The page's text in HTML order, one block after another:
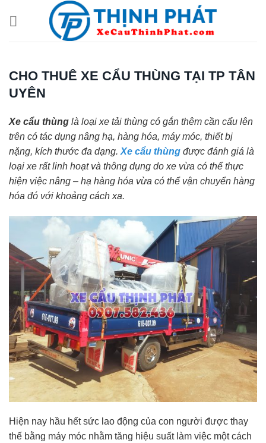
CHO THUÊ XE CẨU THÙNG TẠI TP TÂN
UYÊN
Xe cẩu thùng là loại xe tải thùng có gắn thêm cần cẩu lên
trên có tác dụng nâng hạ, hàng hóa, máy móc, thiết bị
nặng, kích thước đa dạng. Xe cẩu thùng được đánh giá là
loại xe rất linh hoạt và thông dụng do xe vừa có thể thực
hiện việc nâng – hạ hàng hóa vừa có thể vận chuyển hàng
hóa đó với khoảng cách xa.
Hiện nay hầu hết sức lao động của con người được thay
thế bằng máy móc nhằm tăng hiệu suất làm việc một cách